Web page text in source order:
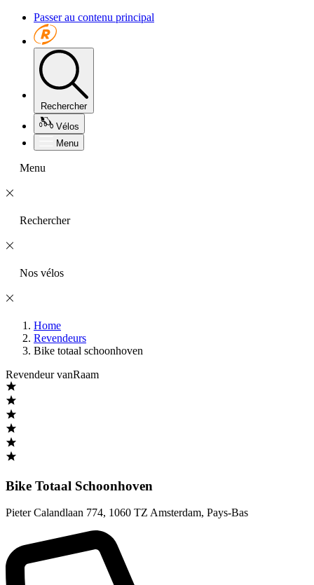
Passer au contenu principal
Rechercher
Vélos
Menu
Menu
Rechercher
Nos vélos
Home
Revendeurs
Bike totaal schoonhoven
Revendeur vanRaam
Bike Totaal Schoonhoven
Pieter Calandlaan 774, 1060 TZ Amsterdam, Pays-Bas